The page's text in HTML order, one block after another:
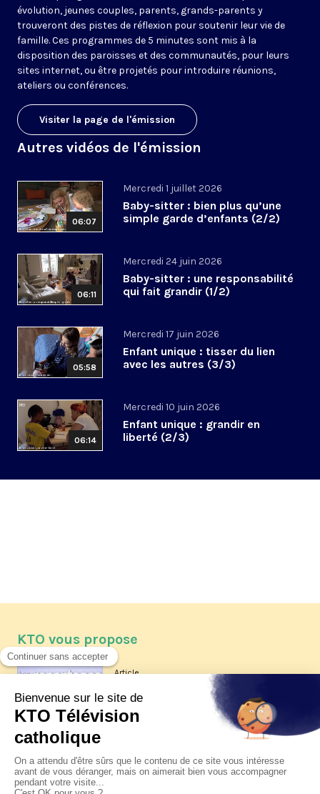
évolution, jeunes couples, parents, grands-parents y
trouveront des pistes de réflexion pour soutenir leur vie de
famille. Ces programmes de 5 minutes sont mis à la
disposition des paroisses et des communautés, pour leurs
sites internet, ou être projetés pour introduire réunions,
ateliers ou conférences.
Visiter la page de l'émission
Autres vidéos de l'émission
06:07
Mercredi 1 juillet 2026
Baby-sitter : bien plus qu’une
simple garde d’enfants (2/2)
06:11
Mercredi 24 juin 2026
Baby-sitter : une responsabilité
qui fait grandir (1/2)
05:58
Mercredi 17 juin 2026
Enfant unique : tisser du lien
avec les autres (3/3)
06:14
Mercredi 10 juin 2026
Enfant unique : grandir en
liberté (2/3)
KTO vous propose
Article
Les reportages d'été 2026 de KTO
La visite pastorale du pape Léon
XIV à Assise à suivre sur KTO le
jeudi 6 août